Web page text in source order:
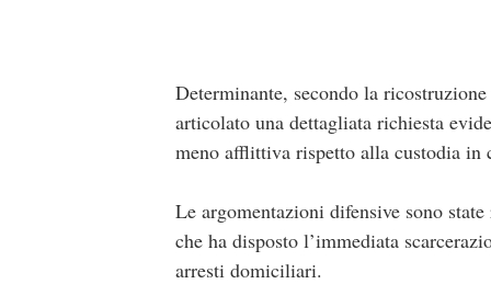
Determinante, secondo la
articolato una dettagliata richiesta
meno afflittiva rispetto alla custodia in
Le argomentazioni difensive sono
che ha disposto l’immediata
arresti domiciliari.